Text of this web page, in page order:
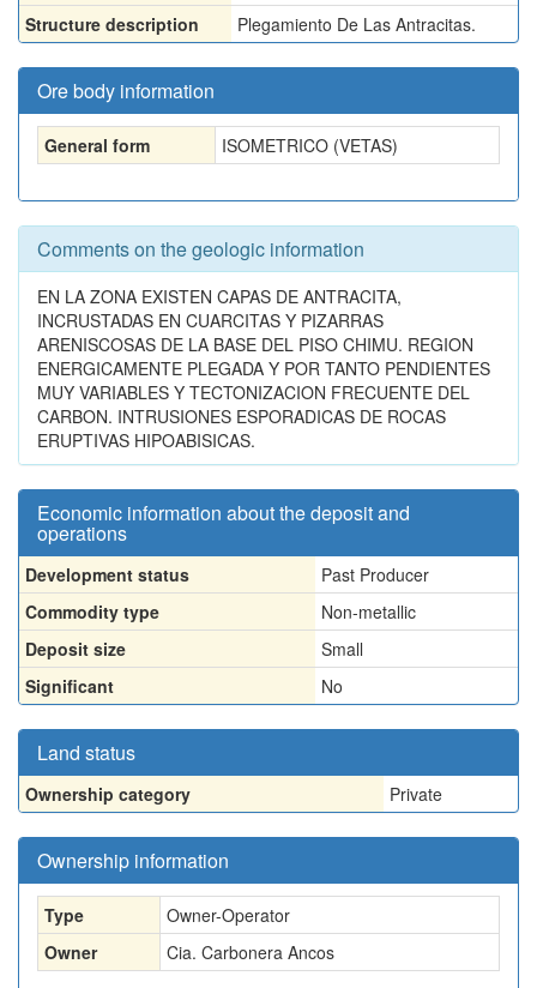
Structure description Plegamiento De Las Antracitas.
Ore body information
General form ISOMETRICO (VETAS)
Comments on the geologic information
EN LA ZONA EXISTEN CAPAS DE ANTRACITA,
INCRUSTADAS EN CUARCITAS Y PIZARRAS
ARENISCOSAS DE LA BASE DEL PISO CHIMU. REGION
ENERGICAMENTE PLEGADA Y POR TANTO PENDIENTES
MUY VARIABLES Y TECTONIZACION FRECUENTE DEL
CARBON. INTRUSIONES ESPORADICAS DE ROCAS
ERUPTIVAS HIPOABISICAS.
Economic information about the deposit and
operations
Development status
Past Producer
Commodity type
Non-metallic
Deposit size
Small
Significant
No
Land status
Ownership category Private
Ownership information
Type
Owner-Operator
Owner
Cia. Carbonera Ancos